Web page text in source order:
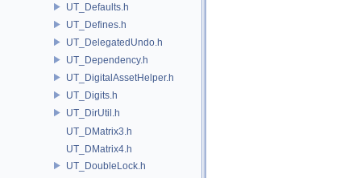
UT_Defaults.h
UT_Defines.h
UT_DelegatedUndo.h
UT_Dependency.h
UT_DigitalAssetHelper.h
UT_Digits.h
UT_DirUtil.h
UT_DMatrix3.h
UT_DMatrix4.h
UT_DoubleLock.h